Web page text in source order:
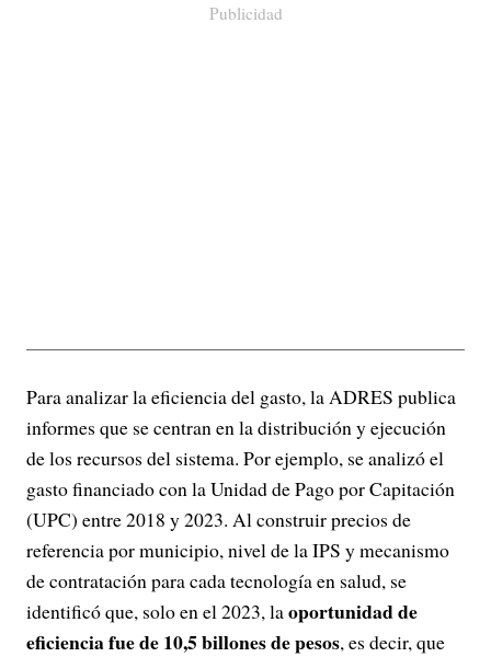
Publicidad
Para analizar la eficiencia del gasto, la ADRES publica
informes que se centran en la distribución y ejecución
de los recursos del sistema. Por ejemplo, se analizó el
gasto financiado con la Unidad de Pago por Capitación
(UPC) entre 2018 y 2023. Al construir precios de
referencia por municipio, nivel de la IPS y mecanismo
de contratación para cada tecnología en salud, se
identificó que, solo en el 2023, laoportunidad de
eficiencia fue de 10,5 billones de pesos, es decir, que